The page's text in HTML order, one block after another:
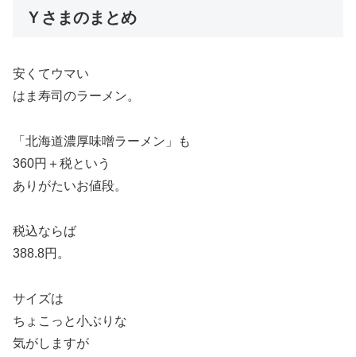
Ｙさまのまとめ
安くてウマい
はま寿司のラーメン。
「北海道濃厚味噌ラーメン」も
360円＋税という
ありがたいお値段。
税込ならば
388.8円。
サイズは
ちょこっと小ぶりな
気がしますが